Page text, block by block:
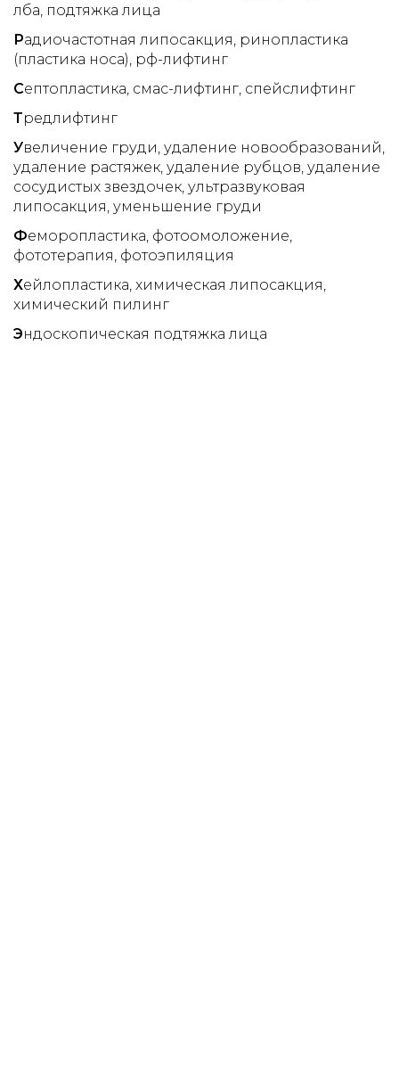
лба подтяжка лица
Радиочастотная липосакция ринопластика
(пластика носа) рф-лифтинг
Септопластика смас-лифтинг спейслифтинг
Тредлифтинг
Увеличение груди удаление новообразований
удаление растяжек удаление рубцов удаление
сосудистых звездочек ультразвуковая
липосакция уменьшение груди
Феморопластика фотоомоложение
фототерапия фотоэпиляция
Хейлопластика химическая липосакция
химический пилинг
Эндоскопическая подтяжка лица